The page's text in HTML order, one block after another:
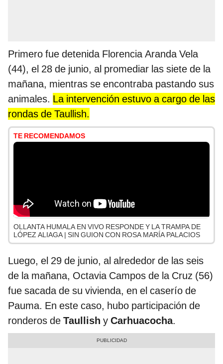
Primero fue detenida Florencia Aranda Vela
(44), el 28 de junio, al promediar las siete de la
mañana, mientras se encontraba pastando sus
animales. La intervención estuvo a cargo de las
rondas de Taullish.
TE RECOMENDAMOS
OLLANTA HUMALA EN VIVO RESPONDE Y LA TRAMPA DE
LÓPEZ ALIAGA | SIN GUION CON ROSA MARÍA PALACIOS
Luego, el 29 de junio, al alrededor de las seis
de la mañana, Octavia Campos de la Cruz (56)
fue sacada de su vivienda, en el caserío de
Pauma. En este caso, hubo participación de
ronderos de Taullish y Carhuacocha.